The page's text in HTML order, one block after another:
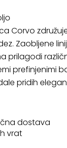
Corvo
Zaobljene
prilagodi
prefinjenimi
pridih
dostava
vrat